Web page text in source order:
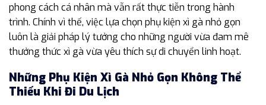
phong cách cá nhân mà vẫn rất thực tiễn trong hành
trình. Chính vì thế, việc lựa chọn phụ kiện xì gà nhỏ gọn
luôn là giải pháp lý tưởng cho những người vừa đam mê
thưởng thức xì gà vừa yêu thích sự di chuyển linh hoạt.
Những Phụ Kiện Xì Gà Nhỏ Gọn Không Thể
Thiếu Khi Đi Du Lịch